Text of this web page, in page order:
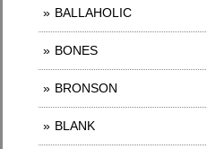
BALLAHOLIC
BONES
BRONSON
BLANK